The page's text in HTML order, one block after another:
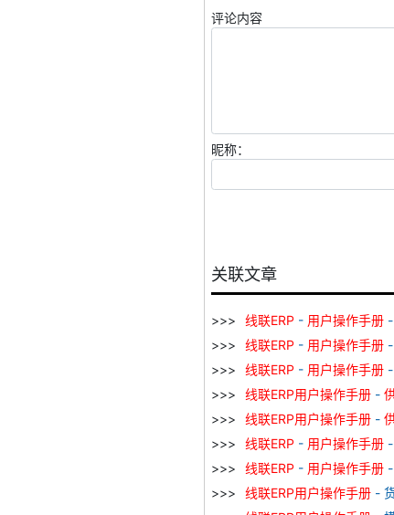
评论内容
昵称：
关联文章
线联ERP - 用户操作手册 -
线联ERP - 用户操作手册 -
线联ERP - 用户操作手册 -
线联ERP用户操作手册 -
线联ERP用户操作手册 -
线联ERP - 用户操作手册
线联ERP - 用户操作手册
线联ERP用户操作手册 -